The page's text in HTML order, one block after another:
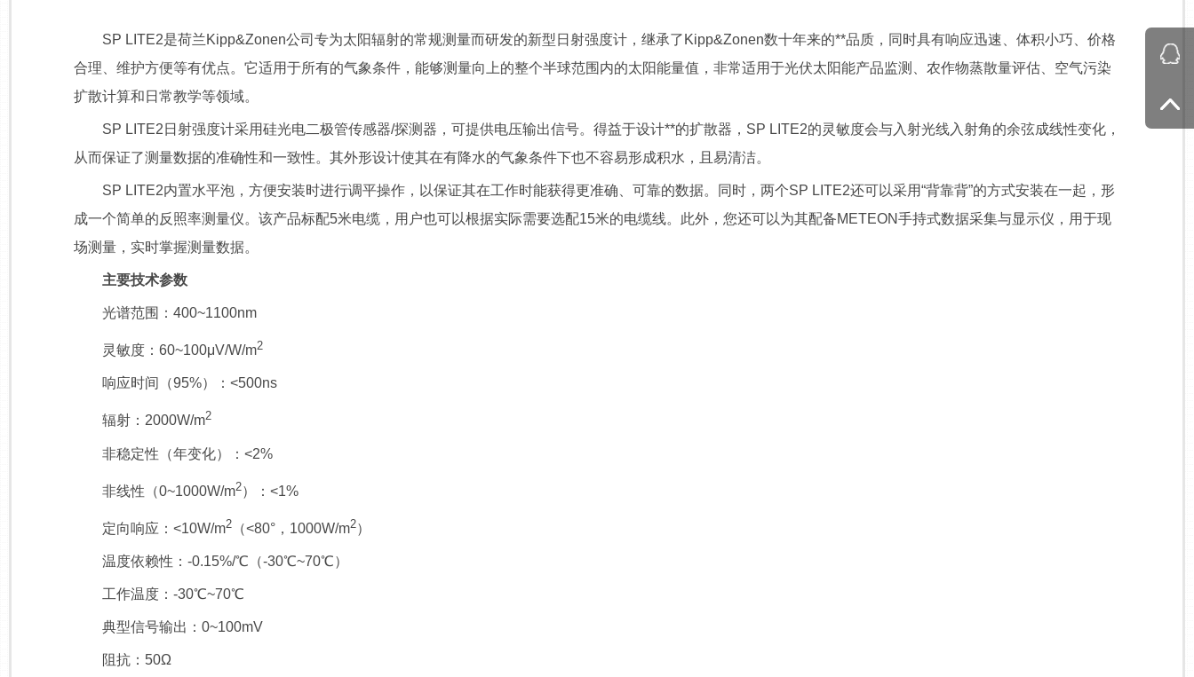
SP LITE2是荷兰Kipp&Zonen公司专为太阳辐射的常规测量而研发的新型日射强度计，继承了Kipp&Zonen数十年来的**品质，同时具有响应迅速、体积小巧、价格
合理、维护方便等有优点。它适用于所有的气象条件，能够测量向上的整个半球范围内的太阳能量值，非常适用于光伏太阳能产品监测、农作物蒸散量评估、空气污染
扩散计算和日常教学等领域。
SP LITE2日射强度计采用硅光电二极管传感器/探测器，可提供电压输出信号。得益于设计**的扩散器，SP LITE2的灵敏度会与入射光线入射角的余弦成线性变化，
从而保证了测量数据的准确性和一致性。其外形设计使其在有降水的气象条件下也不容易形成积水，且易清洁。
SP LITE2内置水平泡，方便安装时进行调平操作，以保证其在工作时能获得更准确、可靠的数据。同时，两个SP LITE2还可以采用“背靠背”的方式安装在一起，形
成一个简单的反照率测量仪。该产品标配5米电缆，用户也可以根据实际需要选配15米的电缆线。此外，您还可以为其配备METEON手持式数据采集与显示仪，用于现
场测量，实时掌握测量数据。
主要技术参数
光谱范围：400~1100nm
灵敏度：60~100μV/W/m2
响应时间（95%）：<500ns
辐射：2000W/m2
非稳定性（年变化）：<2%
非线性（0~1000W/m2）：<1%
定向响应：<10W/m2 （<80°，1000W/m2）
温度依赖性：-0.15%/℃（-30℃~70℃）
工作温度：-30℃~70℃
典型信号输出：0~100mV
阻抗：50Ω